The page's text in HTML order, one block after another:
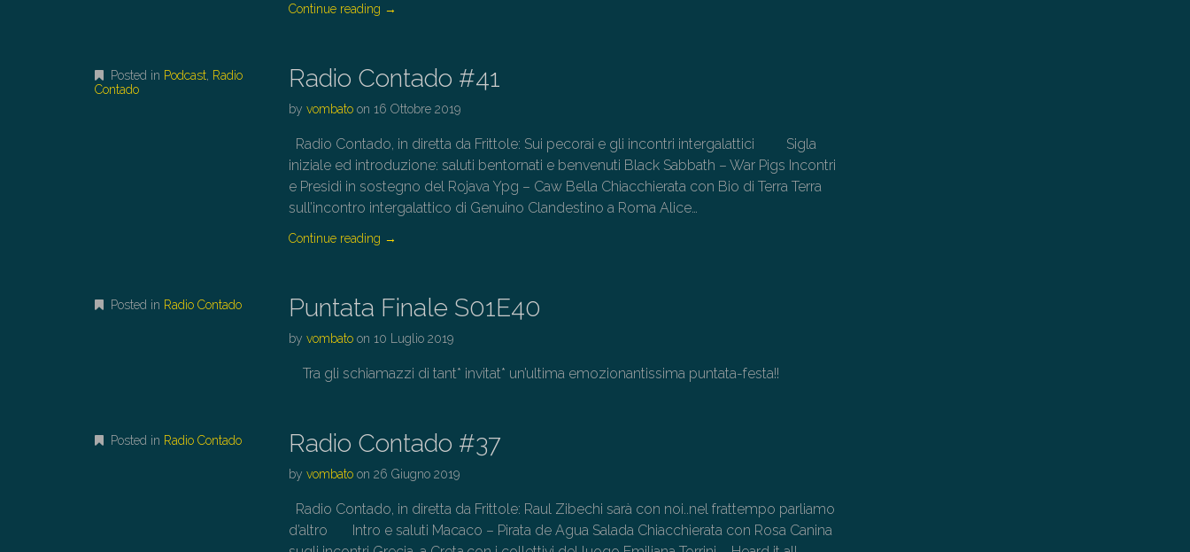
Continue reading →
Posted in Podcast Radio
Contado
Radio Contado #41
byvombato on 16 Ottobre 2019
Radio Contado, in diretta da Frittole: Sui pecorai e gli incontri intergalattici Sigla
iniziale ed introduzione: saluti bentornati e benvenuti Black Sabbath – War Pigs Incontri
e Presidi in sostegno del Rojava Ypg – Caw Bella Chiacchierata con Bio di Terra Terra
sull’incontro intergalattico di Genuino Clandestino a Roma Alice…
Continue reading →
Posted in Radio Contado Puntata Finale S01E40
byvombato on 10 Luglio 2019
Tra gli schiamazzi di tant* invitat* un’ultima emozionantissima puntata-festa!!
Posted in Radio Contado Radio Contado #37
byvombato on26 Giugno 2019
Radio Contado, in diretta da Frittole: Raul Zibechi sarà con noi..nel frattempo parliamo
d’altro Intro e saluti Macaco – Pirata de Agua Salada Chiacchierata con Rosa Canina